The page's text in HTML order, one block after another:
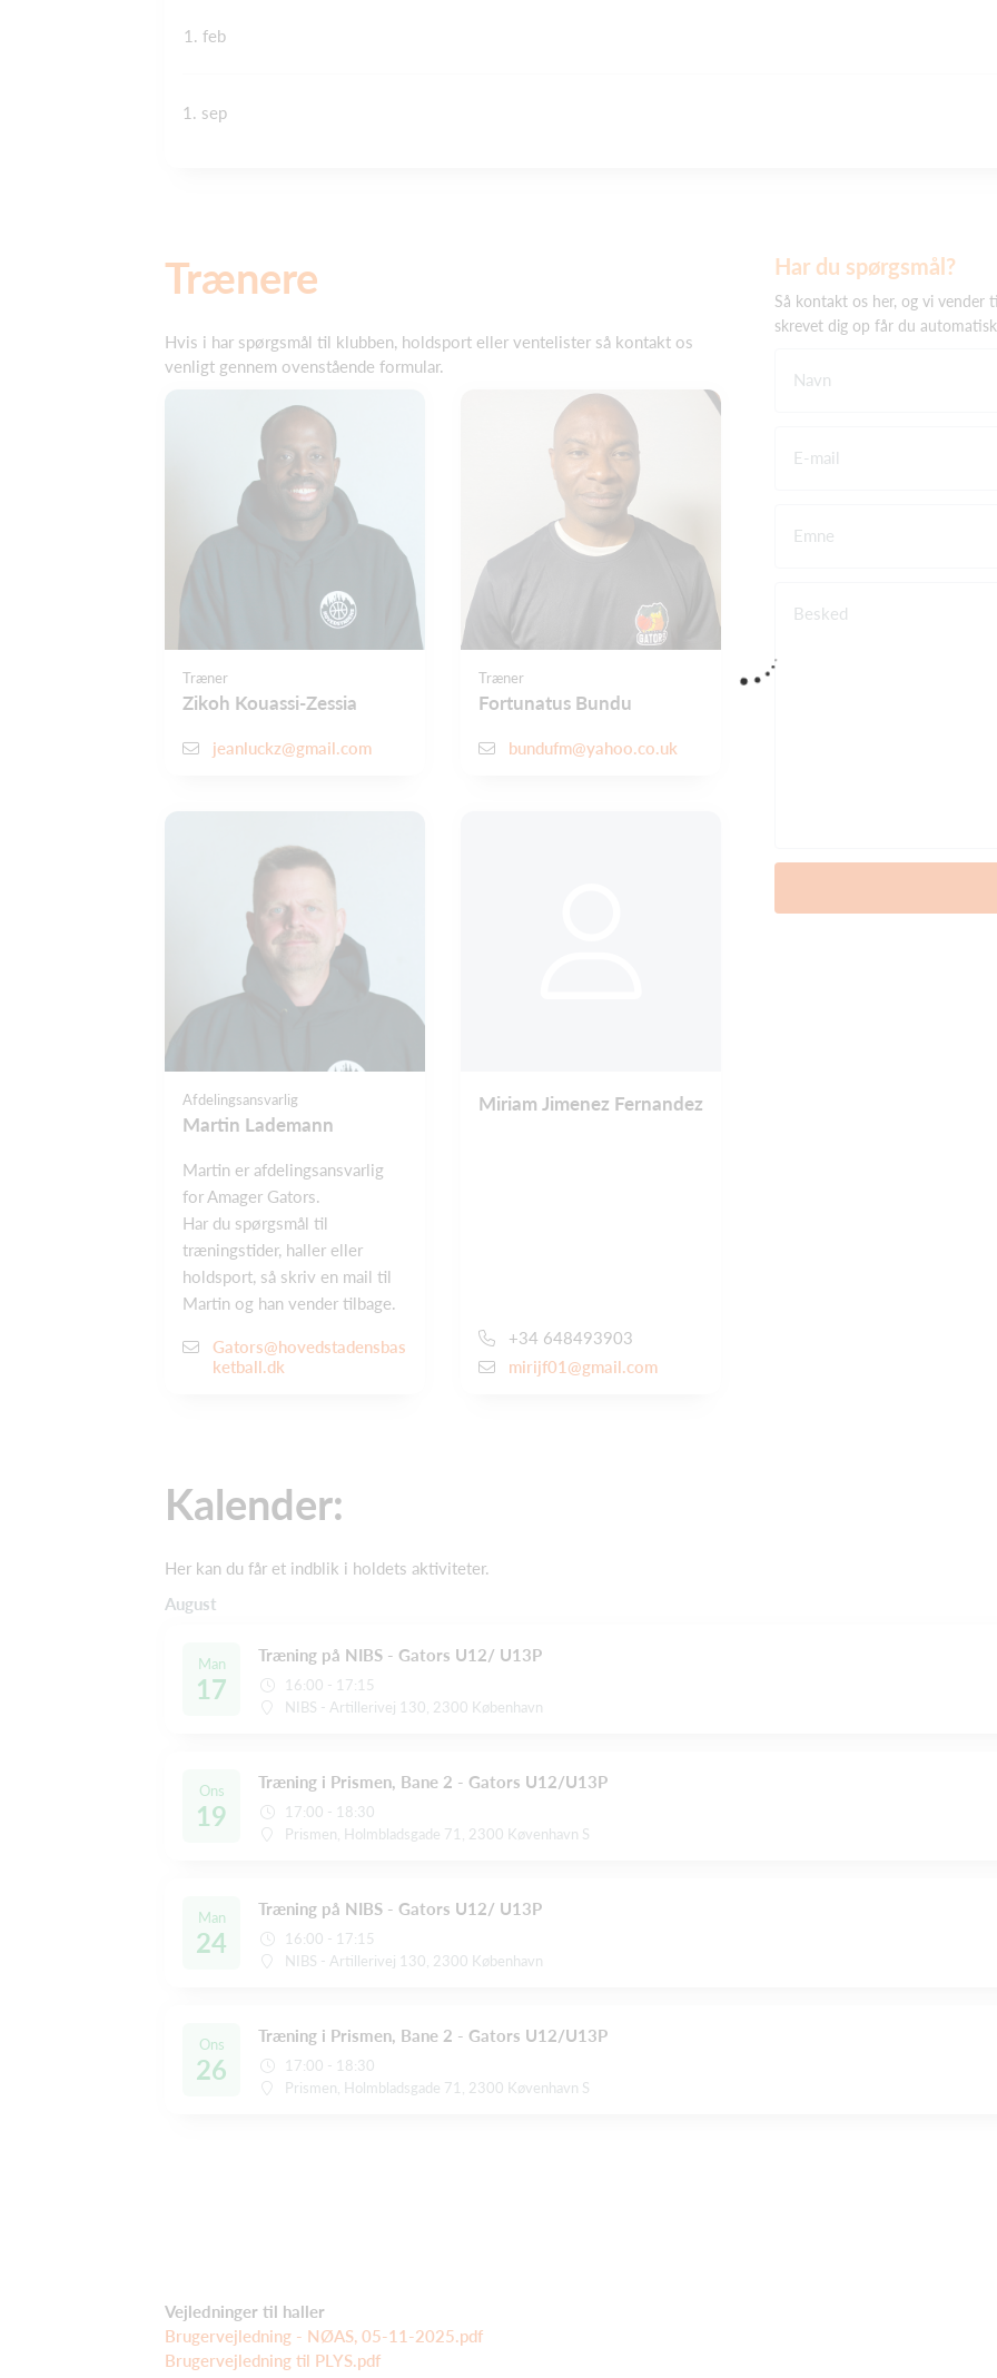
1. feb
1. sep
Trænere
Hvis i har spørgsmål til klubben, holdsport eller ventelister så kontakt os
venligt gennem ovenstående formular.
Træner
Zikoh Kouassi-Zessia
jeanluckz@gmail.com
Træner
Fortunatus Bundu
bundufm@yahoo.co.uk
Afdelingsansvarlig
Martin Lademann
Martin er afdelingsansvarlig
for Amager Gators.
Har du spørgsmål til
træningstider, haller eller
holdsport, så skriv en mail til
Martin og han vender tilbage.
Gators@hovedstadensbas
ketball.dk
Miriam Jimenez Fernandez
+34 648493903
mirijf01@gmail.com
Har du spørgsmål?
Så kontakt os her, og vi vender
skrevet dig op får du
Navn
E-mail
Emne
Besked
Kalender:
Her kan du får et indblik i holdets aktiviteter.
August
Man
17
Træning på NIBS - Gators U12/ U13P
16:00 - 17:15
NIBS - Artillerivej 130, 2300 København
Ons
19
Træning i Prismen, Bane 2 - Gators U12/U13P
17:00 - 18:30
Prismen, Holmbladsgade 71, 2300 Køvenhavn S
Man
24
Træning på NIBS - Gators U12/ U13P
16:00 - 17:15
NIBS - Artillerivej 130, 2300 København
Ons
26
Træning i Prismen, Bane 2 - Gators U12/U13P
17:00 - 18:30
Prismen, Holmbladsgade 71, 2300 Køvenhavn S
Vejledninger til haller
Brugervejledning - NØAS, 05-11-2025.pdf
Brugervejledning til PLYS.pdf